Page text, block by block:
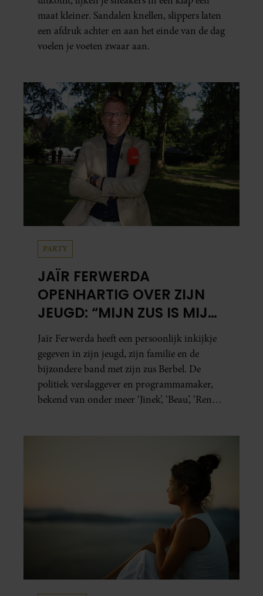
maat kleiner. Sandalen knellen, slippers laten
een afdruk achter en aan het einde van de dag
voelen je voeten zwaar aan.
PARTY
JAÏR FERWERDA
OPENHARTIG OVER ZIJN
JEUGD: “MIJN ZUS IS MIJN
MORELE KOMPAS”
Jaïr Ferwerda heeft een persoonlijk inkijkje
gegeven in zijn jeugd, zijn familie en de
bijzondere band met zijn zus Berbel. De
politiek verslaggever en programmamaker,
bekend van onder meer ‘Jinek’, ‘Beau’, ‘Renze’,